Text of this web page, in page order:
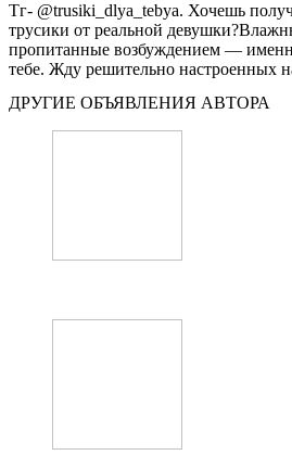
Тг- @trusiki_dlya_tebya. Хочешь
трусики от реальной
пропитанные возбуждением —
тебе. Жду решительно настроенных
ДРУГИЕ ОБЪЯВЛЕНИЯ АВТОРА